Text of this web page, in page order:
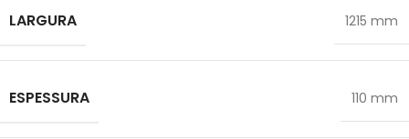
LARGURA 1215 mm
ESPESSURA 110 mm